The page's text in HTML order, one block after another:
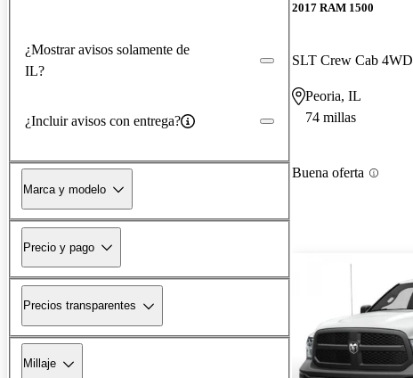
¿Mostrar avisos solamente de
IL?
¿Incluir avisos con entrega?
Marca y modelo
Precio y pago
Precios transparentes
Millaje
2017 RAM 1500
SLT Crew Cab 4WD
Peoria, IL
74 millas
Buena oferta